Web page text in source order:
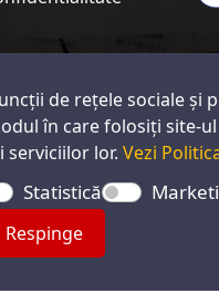
de rețele sociale și
în care folosiți site-
serviciilor lor. Vezi
Statistică
Respinge